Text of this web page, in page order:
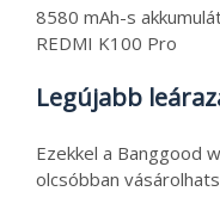
8580 mAh-s
REDMI K100 Pro
Legújabb
Ezekkel a Banggood
olcsóbban